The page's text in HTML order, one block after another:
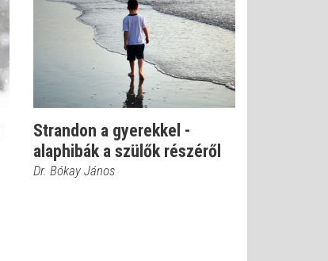
Strandon a gyerekkel -
alaphibák a szülők részéről
Dr. Bókay János